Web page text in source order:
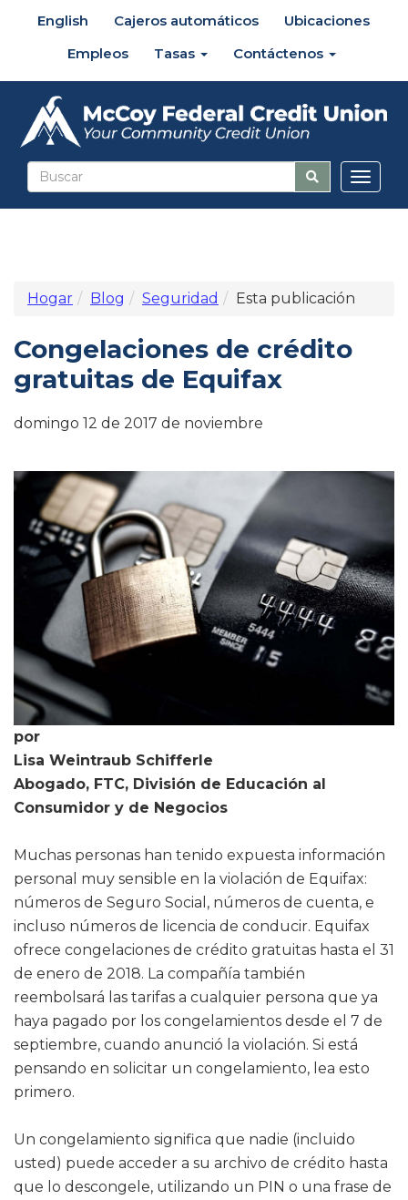
English Cajeros automáticos
Ubicaciones
Empleos
Tasas Contáctenos
Hogar Blog Seguridad Esta publicación
Congelaciones de crédito
gratuitas de Equifax
domingo 12 de 2017 de noviembre
por
Lisa Weintraub Schifferle
Abogado, FTC, División de Educación al
Consumidor y de Negocios
Muchas personas han tenido expuesta información
personal muy sensible en la violación de Equifax:
números de Seguro Social, números de cuenta, e
incluso números de licencia de conducir. Equifax
ofrece congelaciones de crédito gratuitas hasta el 31
de enero de 2018. La compañía también
reembolsará las tarifas a cualquier persona que ya
haya pagado por los congelamientos desde el 7 de
septiembre, cuando anunció la violación. Si está
pensando en solicitar un congelamiento, lea esto
primero.
Un congelamiento significa que nadie (incluido
usted) puede acceder a su archivo de crédito hasta
que lo descongele, utilizando un PIN o una frase de